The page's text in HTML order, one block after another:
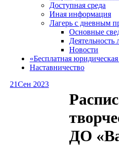
Доступная среда
Иная информация
Лагерь с дневным
Основные
Деятельность
Новости
«Бесплатная
Наставничество
21Сен 2023
ДО